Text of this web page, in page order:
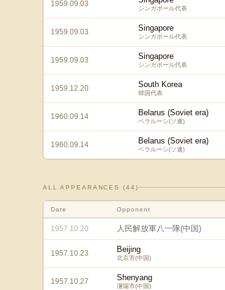
1959.09.03
シンガポール代表
1959.09.03 Singapore
シンガポール代表
1959.09.03 Singapore
シンガポール代表
1959.12.20 South Korea
韓国代表
1960.09.14 Belarus (Soviet era)
ベラルーシ(ソ連)
1960.09.14 Belarus (Soviet era)
ベラルーシ(ソ連)
ALL APPEARANCES (44 )
Date Opponent
1957.10.20 人民解放軍八一隊(中国)
1957.10.23 Beijing
北京市(中国)
1957.10.27 Shenyang
瀋陽市(中国)